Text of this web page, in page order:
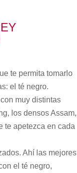
te permita tomarlo
el té negro.
muy distintas
los densos Assam,
te apetezca en cada
Ahí las mejores
el té negro,